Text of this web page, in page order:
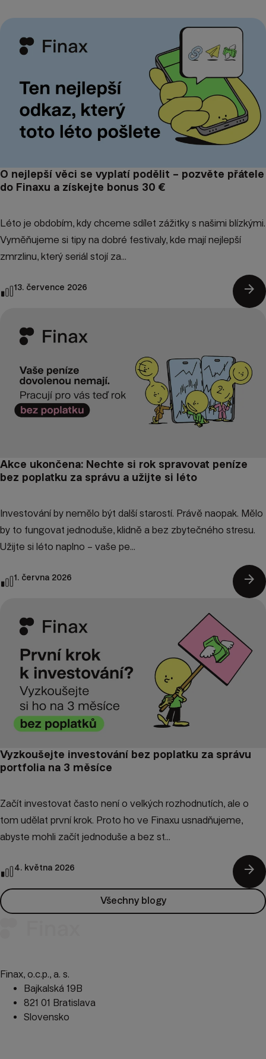
O nejlepší věci se vyplatí podělit – pozvěte přátele
do Finaxu a získejte bonus 30 €
Léto je obdobím, kdy chceme sdílet zážitky s našimi blízkými.
Vyměňujeme si tipy na dobré festivaly, kde mají nejlepší
zmrzlinu, který seriál stojí za...
13. července 2026 arrow_forward
Akce ukončena: Nechte si rok spravovat peníze
bez poplatku za správu a užijte si léto
Investování by nemělo být další starostí. Právě naopak. Mělo
by to fungovat jednoduše, klidně a bez zbytečného stresu.
Užijte si léto naplno – vaše pe...
1. června 2026 arrow_forward
Vyzkoušejte investování bez poplatku za správu
portfolia na 3 měsíce
Začít investovat často není o velkých rozhodnutích, ale o
tom udělat první krok. Proto ho ve Finaxu usnadňujeme,
abyste mohli začít jednoduše a bez st...
4. května 2026 arrow_forward
Všechny blogy
Finax, o.c.p., a. s.
Bajkalská 19B
821 01 Bratislava
Slovensko